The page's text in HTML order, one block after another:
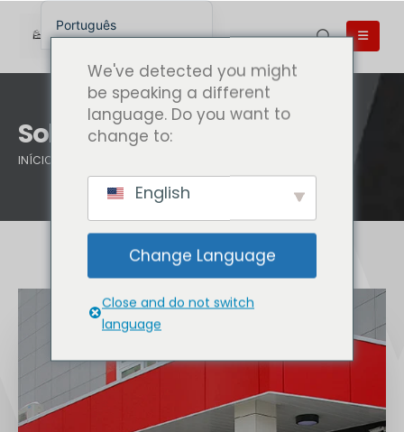
Sobre nós
INÍCIO
We've detected you might
be speaking a different
language. Do you want to
change to:
English
Change Language
Close and do not switch
language
Português
English (UK)
English (Australia)
English (Canada)
English (New Zealand)
Беларуская мова
Deutsch
Polski